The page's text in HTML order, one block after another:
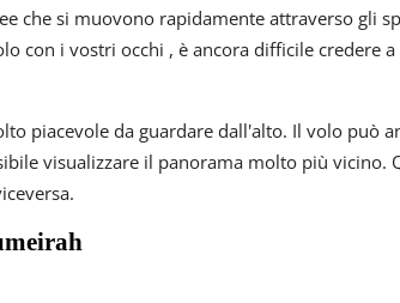
che si muovono rapidamente attraverso gli
con i vostri occhi , è ancora difficile credere a
piacevole da guardare dall'alto. Il volo può
visualizzare il panorama molto più vicino.